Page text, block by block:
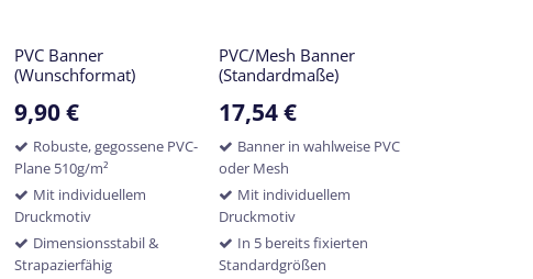
PVC Banner
(Wunschformat)
9,90€
Robuste, gegossene PVC-
Plane 510g/m²
Mit individuellem
Druckmotiv
Dimensionsstabil &
Strapazierfähig
PVC/Mesh Banner
(Standardmaße)
17,54€
Banner in wahlweise PVC
oder Mesh
Mit individuellem
Druckmotiv
In 5 bereits fixierten
Standardgrößen